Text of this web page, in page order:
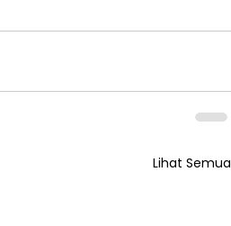
Lihat Semua